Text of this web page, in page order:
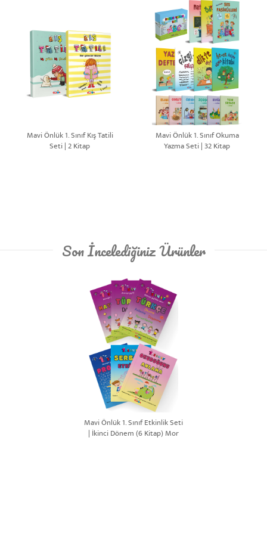
Mavi Önlük 1. Sınıf Kış Tatili
Seti | 2 Kitap
Mavi Önlük 1. Sınıf Okuma
Yazma Seti | 32 Kitap
Son İncelediğiniz Ürünler
Mavi Önlük 1. Sınıf Etkinlik Seti
| İkinci Dönem (6 Kitap) Mor